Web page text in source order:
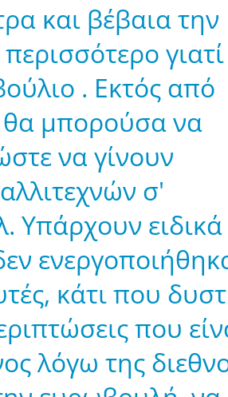
και βέβαια την
. Εκτός από
θα μπορούσα να
να γίνουν
σ'
Υπάρχουν ειδικά
κάτι που
που
λόγω της